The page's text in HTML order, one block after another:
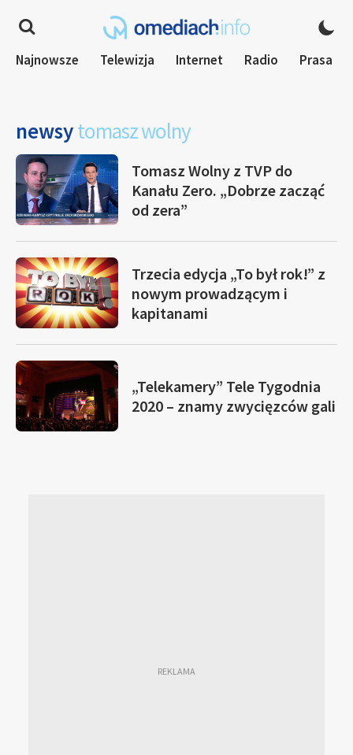
Najnowsze Telewizja Internet Radio Prasa
newsytomasz wolny
Tomasz Wolny z TVP do
Kanału Zero. „Dobrze zacząć
od zera”
Trzecia edycja „To był rok!” z
nowym prowadzącym i
kapitanami
„Telekamery” Tele Tygodnia
2020 – znamy zwycięzców gali